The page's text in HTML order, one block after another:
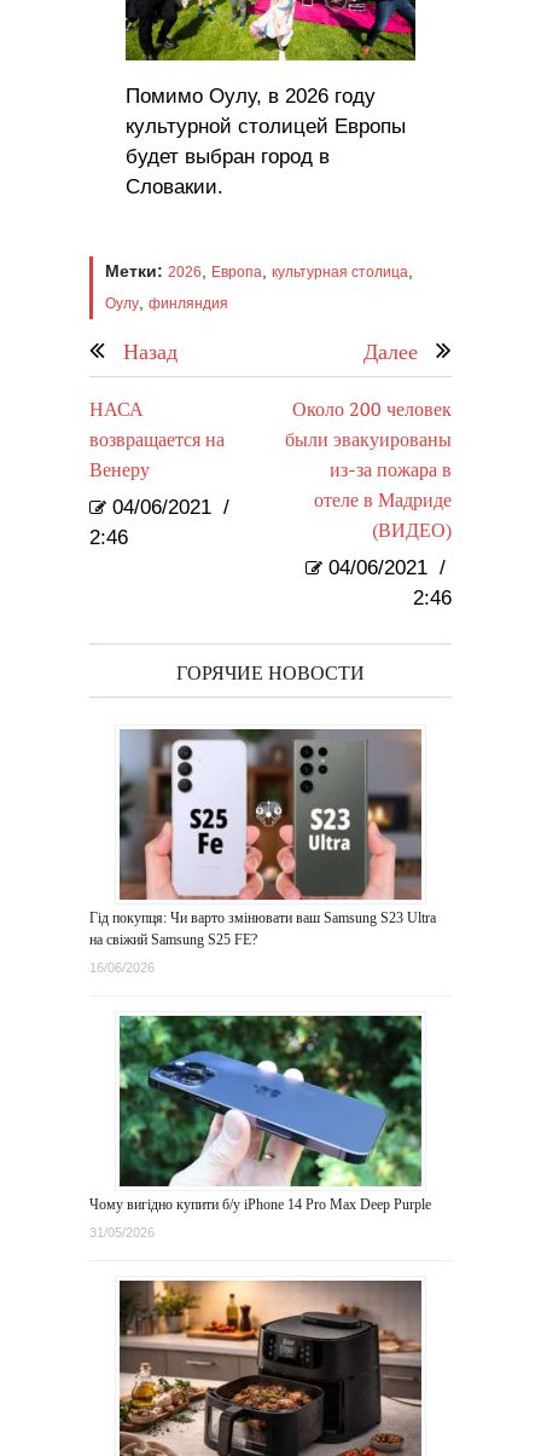
Помимо Оулу, в 2026 году
культурной столицей Европы
будет выбран город в
Словакии.
Метки: 2026 Европа культурная столица
Оулу финляндия
Назад Далее
НАСА
возвращается на
Венеру
04/06/2021 /
2:46
Около 200 человек
были эвакуированы
из-за пожара в
отеле в Мадриде
(ВИДЕО)
04/06/2021 /
2:46
ГОРЯЧИЕ НОВОСТИ
Гід покупця: Чи варто змінювати ваш Samsung S23 Ultra
на свіжий Samsung S25 FE?
16/06/2026
Чому вигідно купити б/у iPhone 14 Pro Max Deep Purple
31/05/2026